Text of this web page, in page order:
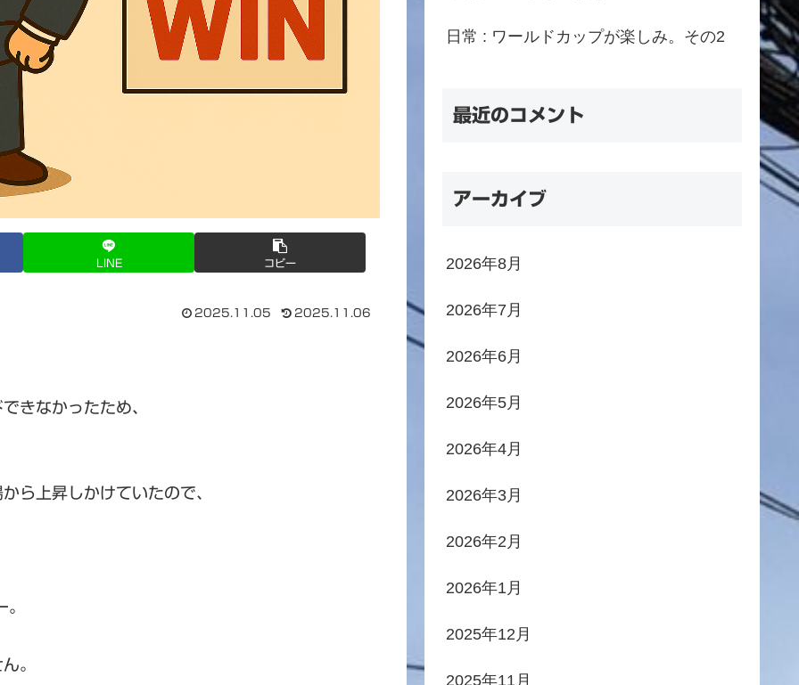
LINE コピー
2025.11.05 2025.11.06
きなかったため、
ら上昇しかけていたので、
。
日常 : ワールドカップが楽しみ。その2
最近のコメント
アーカイブ
2026年8月
2026年7月
2026年6月
2026年5月
2026年4月
2026年3月
2026年2月
2026年1月
2025年12月
2025年11月